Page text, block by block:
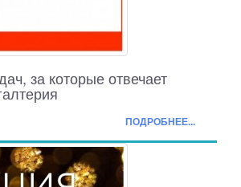
за которые отвечает
ПОДРОБНЕЕ...